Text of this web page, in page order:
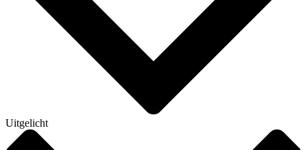
Uitgelicht